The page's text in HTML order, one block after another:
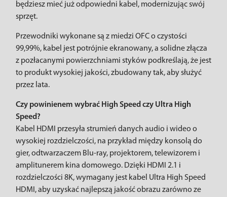
będziesz mieć już odpowiedni kabel, modernizując swój
sprzęt.
Przewodniki wykonane są z miedzi OFC o czystości
99,99%, kabel jest potrójnie ekranowany, a solidne złącza
z pozłacanymi powierzchniami styków podkreślają, że jest
to produkt wysokiej jakości, zbudowany tak, aby służyć
przez lata.
Czy powinienem wybrać High Speed ​​czy Ultra High
Speed?
Kabel HDMI przesyła strumień danych audio i wideo o
wysokiej rozdzielczości, na przykład między konsolą do
gier, odtwarzaczem Blu-ray, projektorem, telewizorem i
amplitunerem kina domowego. Dzięki HDMI 2.1 i
rozdzielczości 8K, wymagany jest kabel Ultra High Speed ​​
HDMI, aby uzyskać najlepszą jakość obrazu zarówno ze